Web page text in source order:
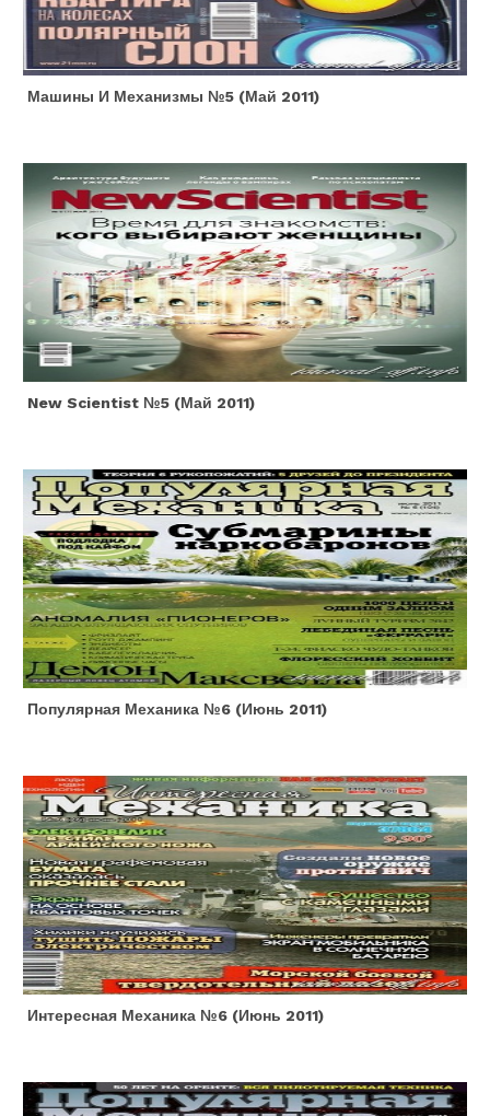
Машины И Механизмы №5 (май 2011)
New Scientist №5 (май 2011)
Популярная Механика №6 (июнь 2011)
Интересная Механика №6 (июнь 2011)